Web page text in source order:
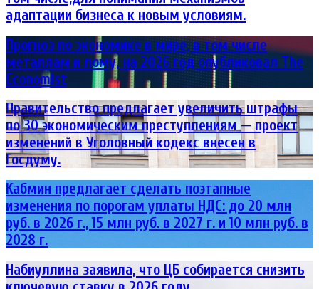
адаптации бизнеса к новым условиям.
Прогноз по экономике в мире, в том числе
металлам и лому, на 2026 год опубликовал The
Economist
Правительство предлагает увеличить штрафы
по 30 экономическим преступлениям — проект
изменений в Уголовный кодекс внесен в
Госдуму.
Кабмин предлагает сделать поэтапные
изменения по порогам уплаты НДС: до 20 млн
руб. в 2026 г., 15 млн руб. в 2027 г. и 10 млн руб. в
2028 г.
Набиуллина заявила, что ЦБ собирается снизить